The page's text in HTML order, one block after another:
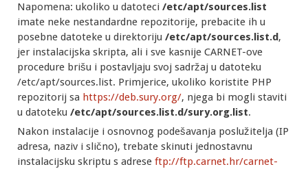
Napomena: ukoliko u datoteci /etc/apt/sources.list
imate neke nestandardne repozitorije, prebacite ih u
posebne datoteke u direktoriju /etc/apt/sources.list.d,
jer instalacijska skripta, ali i sve kasnije CARNET-ove
procedure brišu i postavljaju svoj sadržaj u datoteku
/etc/apt/sources.list. Primjerice, ukoliko koristite PHP
repozitorij sa https://deb.sury.org/, njega bi mogli staviti
u datoteku /etc/apt/sources.list.d/sury.org.list.
Nakon instalacije i osnovnog podešavanja poslužitelja (IP
adresa, naziv i slično), trebate skinuti jednostavnu
instalacijsku skriptu s adrese ftp://ftp.carnet.hr/carnet-